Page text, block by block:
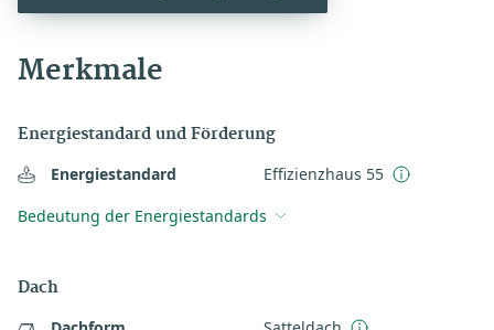
Merkmale
Energiestandard und Förderung
Energiestandard
Effizienzhaus 55
Bedeutung der Energiestandards
Dach